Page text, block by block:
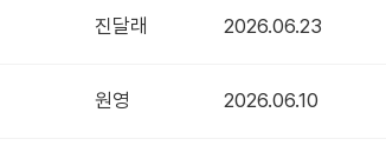
진달래 2026.06.23
원영 2026.06.10